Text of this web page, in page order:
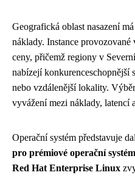
Geografická oblast nasazení
náklady. Instance
ceny, přičemž regiony v
nabízejí konkurenceschopnější
nebo vzdálenější lokality.
vyvážení mezi náklady, latencí
Operační systém představuje
pro prémiové operační
Red Hat Enterprise Linux